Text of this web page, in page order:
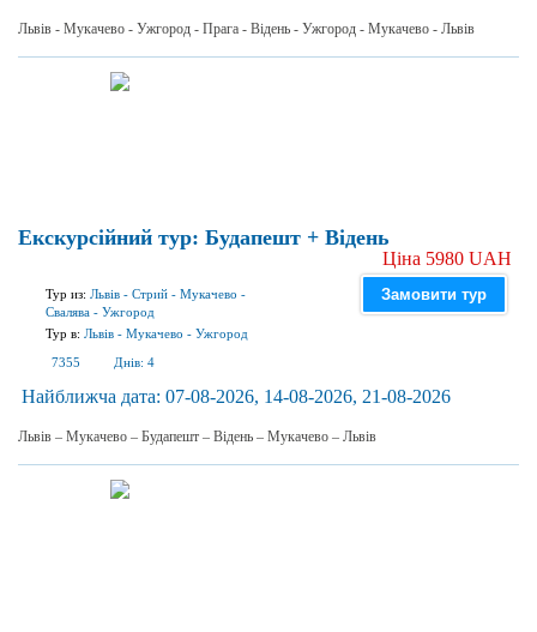
Львів - Мукачево - Ужгород - Прага - Відень - Ужгород - Мукачево - Львів
Екскурсійний тур: Будапешт + Відень
Тур из: Львів - Стрий - Мукачево -
Свалява - Ужгород
Тур в: Львів - Мукачево - Ужгород
7355
Днів: 4
Ціна 5980 UAH
Замовити тур
Найближча дата: 07-08-2026, 14-08-2026, 21-08-2026
Львів – Мукачево – Будапешт – Відень – Мукачево – Львів